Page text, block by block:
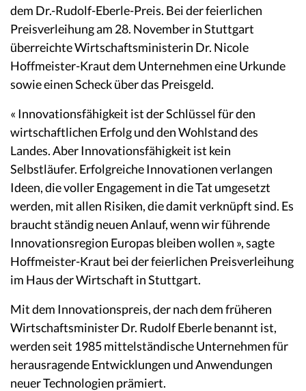
dem Dr.-Rudolf-Eberle-Preis. Bei der feierlichen
Preisverleihung am 28. November in Stuttgart
überreichte Wirtschaftsministerin Dr. Nicole
Hoffmeister-Kraut dem Unternehmen eine Urkunde
sowie einen Scheck über das Preisgeld.
« Innovationsfähigkeit ist der Schlüssel für den
wirtschaftlichen Erfolg und den Wohlstand des
Landes. Aber Innovationsfähigkeit ist kein
Selbstläufer. Erfolgreiche Innovationen verlangen
Ideen, die voller Engagement in die Tat umgesetzt
werden, mit allen Risiken, die damit verknüpft sind. Es
braucht ständig neuen Anlauf, wenn wir führende
Innovationsregion Europas bleiben wollen », sagte
Hoffmeister-Kraut bei der feierlichen Preisverleihung
im Haus der Wirtschaft in Stuttgart.
Mit dem Innovationspreis, der nach dem früheren
Wirtschaftsminister Dr. Rudolf Eberle benannt ist,
werden seit 1985 mittelständische Unternehmen für
herausragende Entwicklungen und Anwendungen
neuer Technologien prämiert.